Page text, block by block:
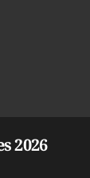
2026